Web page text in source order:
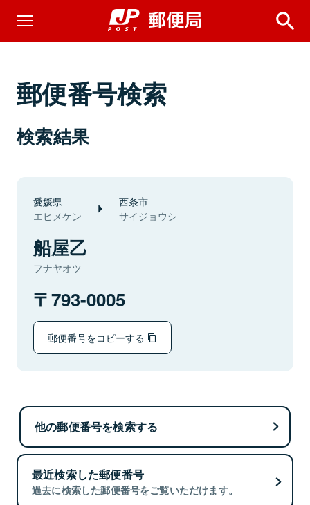
郵便番号検索
検索結果
愛媛県
エヒメケン
西条市
サイジョウシ
船屋乙
フナヤオツ
793-0005
郵便番号をコピーする
他の郵便番号を検索する
最近検索した郵便番号
過去に検索した郵便番号をご覧いただけます。